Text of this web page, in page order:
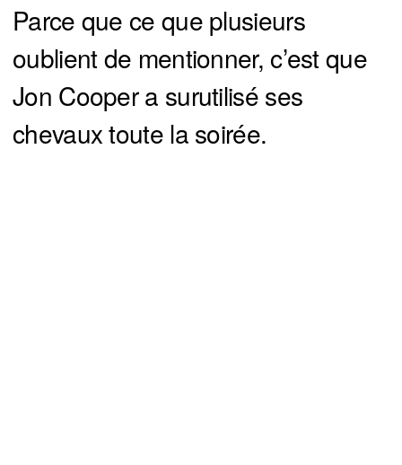
Parce que ce que plusieurs
oublient de mentionner, c’est que
Jon Cooper a surutilisé ses
chevaux toute la soirée.